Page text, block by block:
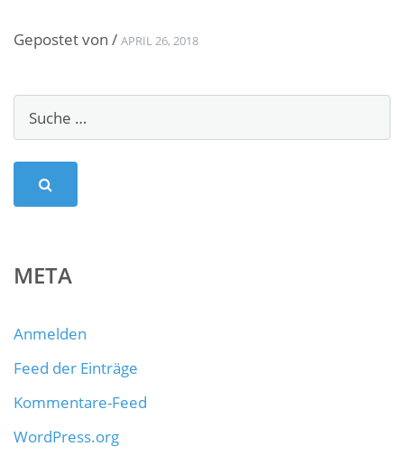
Gepostet von / APRIL 26, 2018
META
Anmelden
Feed der Einträge
Kommentare-Feed
WordPress.org